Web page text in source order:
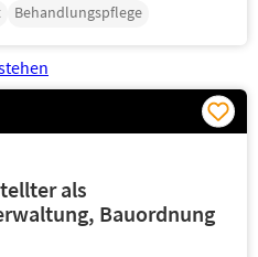
Behandlungspflege
als
Bauordnung